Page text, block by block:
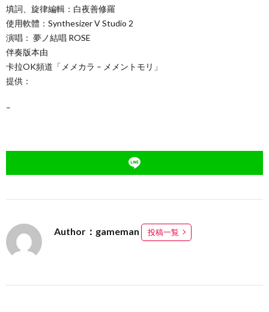
填詞、旋律編輯：白夜善修羅
使用軟體：Synthesizer V Studio 2
演唱： 夢ノ結唱 ROSE
伴奏版本由
卡拉OK頻道「メメカラ – メメントモリ」
提供：
–
Author：gameman 投稿一覧